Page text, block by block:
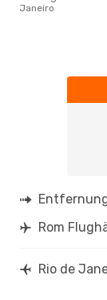
Janeiro
Rom
Rio de